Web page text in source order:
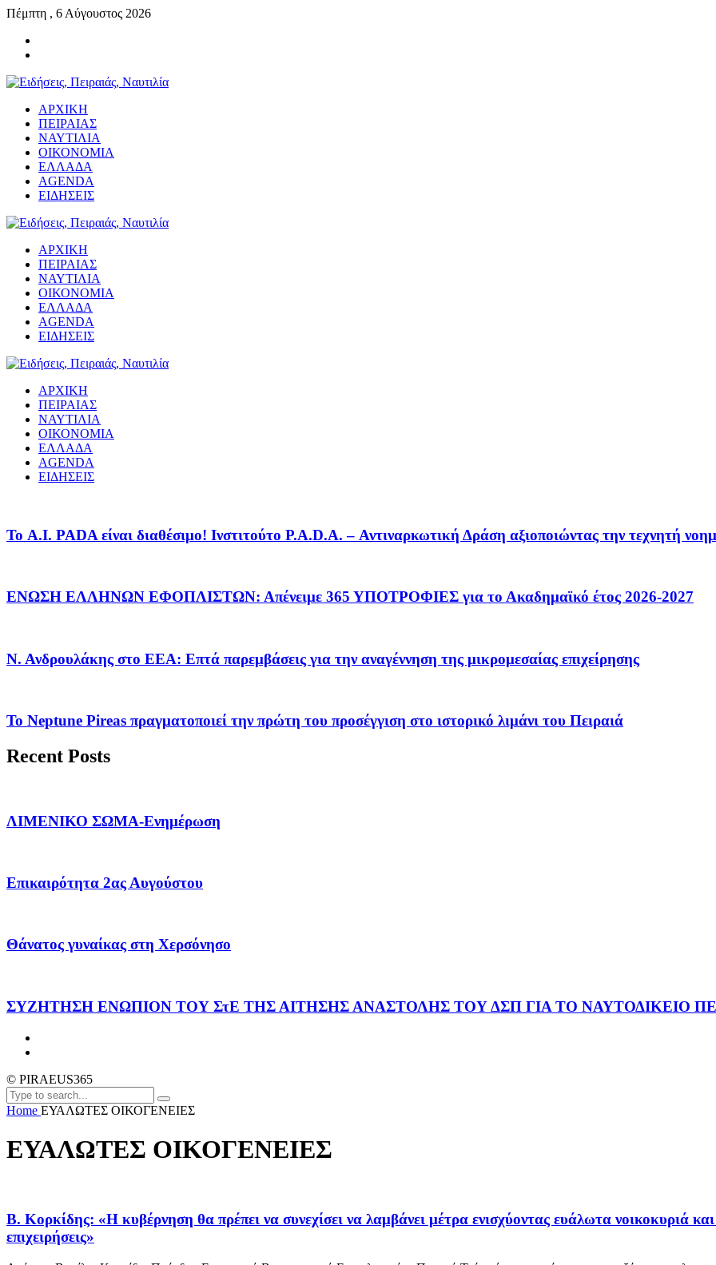
Πέμπτη , 6 Αύγουστος 2026
ΑΡΧΙΚΗ
ΠΕΙΡΑΙΑΣ
ΝΑΥΤΙΛΙΑ
ΟΙΚΟΝΟΜΙΑ
ΕΛΛΑΔΑ
AGENDA
ΕΙΔΗΣΕΙΣ
ΑΡΧΙΚΗ
ΠΕΙΡΑΙΑΣ
ΝΑΥΤΙΛΙΑ
ΟΙΚΟΝΟΜΙΑ
ΕΛΛΑΔΑ
AGENDA
ΕΙΔΗΣΕΙΣ
ΑΡΧΙΚΗ
ΠΕΙΡΑΙΑΣ
ΝΑΥΤΙΛΙΑ
ΟΙΚΟΝΟΜΙΑ
ΕΛΛΑΔΑ
AGENDA
ΕΙΔΗΣΕΙΣ
Το A.I. PADA είναι διαθέσιμο! Ινστιτούτο P.A.D.A. – Αντιναρκωτική Δράση αξιοποιώντας την τεχνητή
ΕΝΩΣΗ ΕΛΛΗΝΩΝ ΕΦΟΠΛΙΣΤΩΝ: Απένειμε 365 ΥΠΟΤΡΟΦΙΕΣ για το Ακαδημαϊκό έτος 2026-2027
Ν. Ανδρουλάκης στο ΕΕΑ: Επτά παρεμβάσεις για την αναγέννηση της μικρομεσαίας επιχείρησης
Το Neptune Pireas πραγματοποιεί την πρώτη του προσέγγιση στο ιστορικό λιμάνι του Πειραιά
Recent Posts
ΛΙΜΕΝΙΚΟ ΣΩΜΑ-Ενημέρωση
Επικαιρότητα 2ας Αυγούστου
Θάνατος γυναίκας στη Χερσόνησο
ΣΥΖΗΤΗΣΗ ΕΝΩΠΙΟΝ ΤΟΥ ΣτΕ ΤΗΣ ΑΙΤΗΣΗΣ ΑΝΑΣΤΟΛΗΣ ΤΟΥ ΔΣΠ ΓΙΑ ΤΟ ΝΑΥΤΟΔΙΚΕΙΟ
© PIRAEUS365
Home ΕΥΑΛΩΤΕΣ ΟΙΚΟΓΕΝΕΙΕΣ
ΕΥΑΛΩΤΕΣ ΟΙΚΟΓΕΝΕΙΕΣ
Β. Κορκίδης: «Η κυβέρνηση θα πρέπει να συνεχίσει να λαμβάνει μέτρα ενισχύοντας ευάλωτα νοικοκυριά και
επιχειρήσεις»